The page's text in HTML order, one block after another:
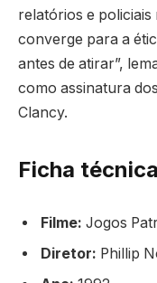
relatórios e
converge para a
antes de atirar”,
como assinatura
Clancy.
Ficha
Filme: Jogos
Diretor: Phillip